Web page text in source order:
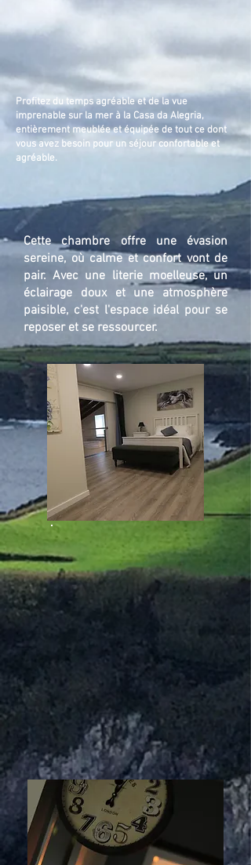
Profitez du temps agréable et de la vue
imprenable sur la mer à la Casa da Alegria,
entièrement meublée et équipée de tout ce dont
vous avez besoin pour un séjour confortable et
agréable.
Cette chambre offre une évasion
sereine, où calme et confort vont de
pair. Avec une literie moelleuse, un
éclairage doux et une atmosphère
paisible, c'est l'espace idéal pour se
reposer et se ressourcer.